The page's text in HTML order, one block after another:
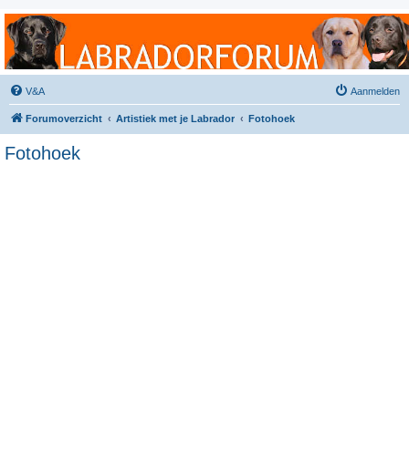
Labradorforum
Het gezelligste Labradorforum van Nederland en België!
V&A Aanmelden
Forumoverzicht Artistiek met je Labrador Fotohoek
Fotohoek